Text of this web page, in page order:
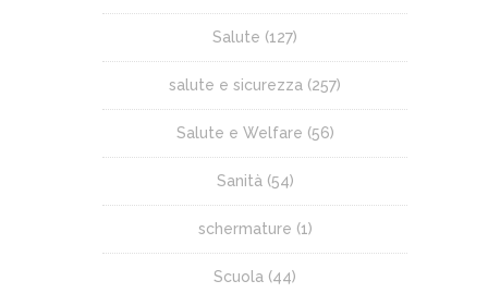
Salute (127)
salute e sicurezza (257)
Salute e Welfare (56)
Sanità(54)
schermature (1)
Scuola (44)